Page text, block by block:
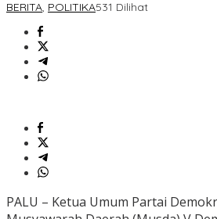
BERITA, POLITIKA531 Dilihat
PALU – Ketua Umum Partai